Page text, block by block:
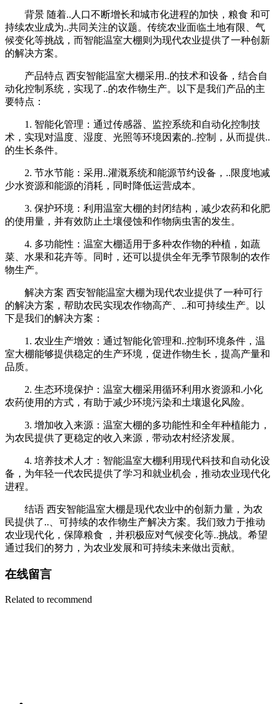
背景 随着..人口不断增长和城市化进程的加快，粮食 和可
持续农业成为..共同关注的议题。传统农业面临土地有限、气
候变化等挑战，而智能温室大棚则为现代农业提供了一种创新
的解决方案。
产品特点 西安智能温室大棚采用..的技术和设备，结合自
动化控制系统，实现了..的农作物生产。以下是我们产品的主
要特点：
1. 智能化管理：通过传感器、监控系统和自动化控制技
术，实现对温度、湿度、光照等环境因素的..控制，从而提供..
的生长条件。
2. 节水节能：采用..灌溉系统和能源节约设备，..限度地减
少水资源和能源的消耗，同时降低运营成本。
3. 保护环境：利用温室大棚的封闭结构，减少农药和化肥
的使用量，并有效防止土壤侵蚀和作物病虫害的发生。
4. 多功能性：温室大棚适用于多种农作物的种植，如蔬
菜、水果和花卉等。同时，还可以提供全年无季节限制的农作
物生产。
解决方案 西安智能温室大棚为现代农业提供了一种可行
的解决方案，帮助农民实现农作物高产、..和可持续生产。以
下是我们的解决方案：
1. 农业生产增效：通过智能化管理和..控制环境条件，温
室大棚能够提供稳定的生产环境，促进作物生长，提高产量和
品质。
2. 生态环境保护：温室大棚采用循环利用水资源和.小化
农药使用的方式，有助于减少环境污染和土壤退化风险。
3. 增加收入来源：温室大棚的多功能性和全年种植能力，
为农民提供了更稳定的收入来源，带动农村经济发展。
4. 培养技术人才：智能温室大棚利用现代科技和自动化设
备，为年轻一代农民提供了学习和就业机会，推动农业现代化
进程。
结语 西安智能温室大棚是现代农业中的创新力量，为农
民提供了..、可持续的农作物生产解决方案。我们致力于推动
农业现代化，保障粮食 ，并积极应对气候变化等..挑战。希望
通过我们的努力，为农业发展和可持续未来做出贡献。
在线留言
Related to recommend